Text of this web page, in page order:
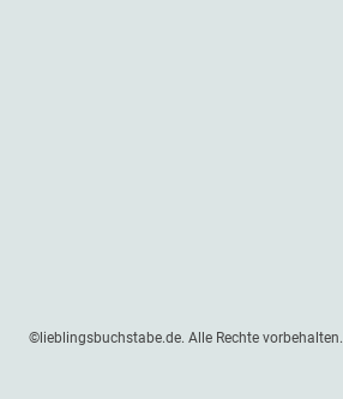
©lieblingsbuchstabe.de. Alle Rechte vorbehalten.